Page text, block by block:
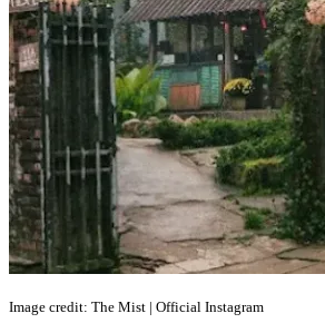
Image credit: The Mist | Official Instagram